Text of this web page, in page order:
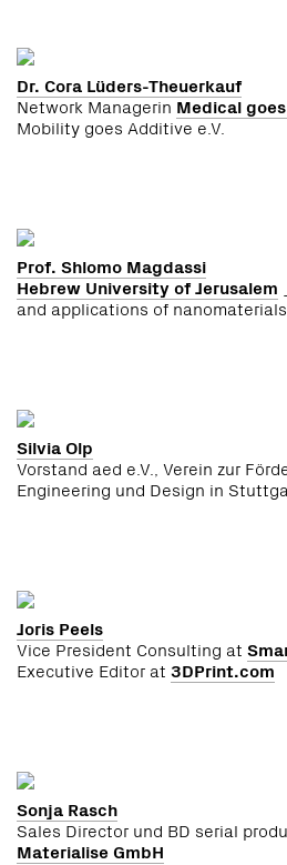
Dr. Cora Lüders-Theuerkauf
Network ManagerinMedical
Mobility goes Additive e.V.
Prof. Shlomo Magdassi
Hebrew University of Jerusalem
and applications of nanomaterials
Silvia Olp
Vorstand aed e.V., Verein zur
Engineering und Design in
Joris Peels
Vice President Consulting at
Executive Editor at 3DPrint.com
Sonja Rasch
Sales Director und BD serial
Materialise GmbH